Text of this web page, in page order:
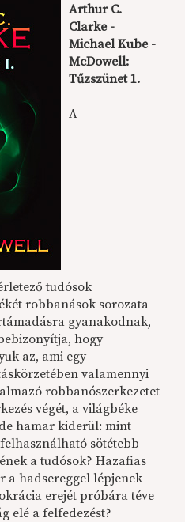
Arthur C.
Clarke -
Michael Kube -
McDowell:
Tűzszünet 1.
A
tudósok
robbanások sorozata
gyanakodnak,
hogy
az, ami egy
valamennyi
robbanószerkezetet
végét, a világbéke
hamar kiderül: mint
sötétebb
a tudósok? Hazafias
a hadsereggel lépjenek
erejét próbára téve
elé a felfedezést?